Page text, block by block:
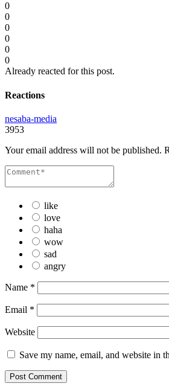
0
0
0
0
0
0
Already reacted for this post.
Reactions
nesaba-media
3953
Your email address will not be published.
like
love
haha
wow
sad
angry
Name *
Email *
Website
Save my name, email, and website in